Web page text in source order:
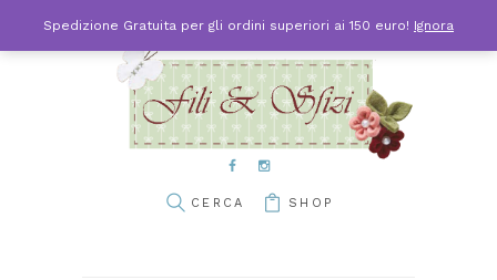
SHOP
Spedizione Gratuita per gli ordini superiori ai 150 euro! Ignora